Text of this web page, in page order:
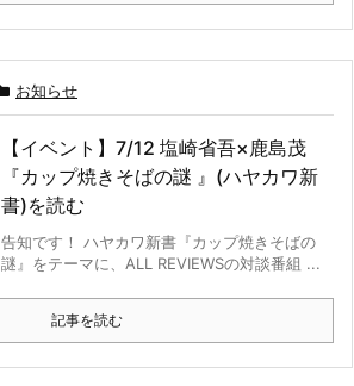
お知らせ
【イベント】7/12 塩崎省吾×鹿島茂
『カップ焼きそばの謎 』(ハヤカワ新
書)を読む
告知です！ ハヤカワ新書『カップ焼きそばの
謎』をテーマに、ALL REVIEWSの対談番組 ...
記事を読む